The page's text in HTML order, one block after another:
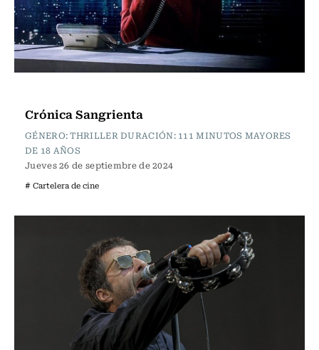
Crónica Sangrienta
GÉNERO: THRILLER DURACIÓN: 111 MINUTOS MAYORES
DE 18 AÑOS
Jueves 26 de septiembre de 2024
# Cartelera de cine